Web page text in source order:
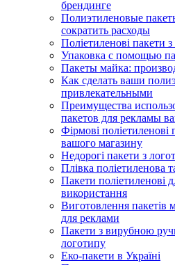
брендинге
Полиэтиленовые
сократить расходы
Поліетиленові пакети
Упаковка с помощью
Пакеты майка:
Как сделать ваши
привлекательными
Преимущества
пакетов для рекламы
Фірмові
вашого магазину
Недорогі пакети з
Плівка поліетиленова
Пакети поліетиленові
використання
Виготовлення пакетів
для реклами
Пакети з вирубною
логотипу
Еко-пакети в Україні